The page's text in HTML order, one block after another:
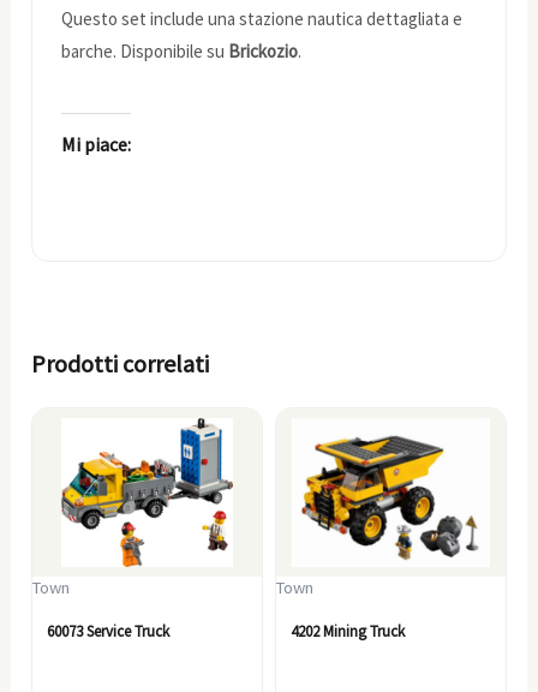
Questo set include una stazione nautica dettagliata e
barche. Disponibile su Brickozio.
Mi piace:
Prodotti correlati
Town
60073 Service Truck
Town
4202 Mining Truck